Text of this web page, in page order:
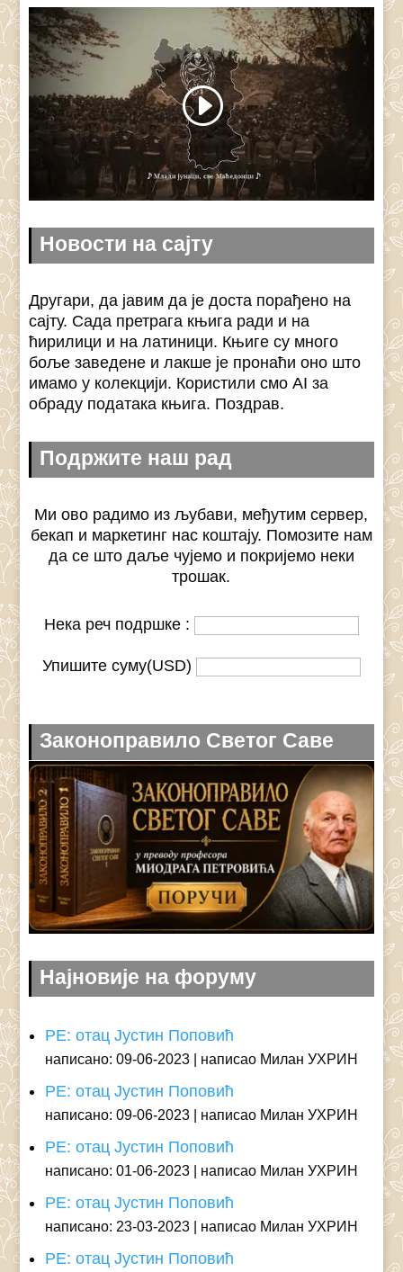
Новости на сајту
Другари, да јавим да је доста порађено на
сајту. Сада претрага књига ради и на
ћирилици и на латиници. Књиге су много
боље заведене и лакше је пронаћи оно што
имамо у колекцији. Користили смо AI за
обраду података књига. Поздрав.
Подржите наш рад
Ми ово радимо из љубави, међутим сервер,
бекап и маркетинг нас коштају. Помозите нам
да се што даље чујемо и покријемо неки
трошак.
Нека реч подршке :
Упишите суму(USD)
Законоправило Светог Саве
Најновије на форуму
РЕ: отац Јустин Поповић
написано: 09-06-2023 написао Милан УХРИН
РЕ: отац Јустин Поповић
написано: 09-06-2023 написао Милан УХРИН
РЕ: отац Јустин Поповић
написано: 01-06-2023 написао Милан УХРИН
РЕ: отац Јустин Поповић
написано: 23-03-2023 написао Милан УХРИН
РЕ: отац Јустин Поповић